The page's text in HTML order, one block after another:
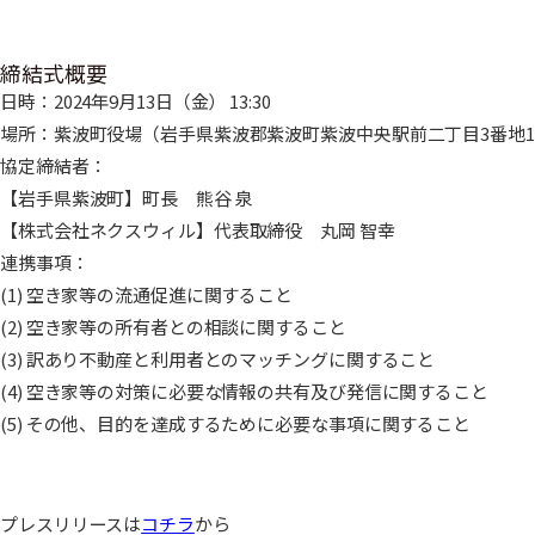
締結式概要
日時：2024年9月13日（金） 13:30
場所：紫波町役場（岩手県紫波郡紫波町紫波中央駅前二丁目3番地
協定締結者：
【岩手県紫波町】町長 熊谷 泉
【株式会社ネクスウィル】代表取締役 丸岡 智幸
連携事項：
(1) 空き家等の流通促進に関すること
(2) 空き家等の所有者との相談に関すること
(3) 訳あり不動産と利用者とのマッチングに関すること
(4) 空き家等の対策に必要な情報の共有及び発信に関すること
(5) その他、目的を達成するために必要な事項に関すること
プレスリリースはコチラから